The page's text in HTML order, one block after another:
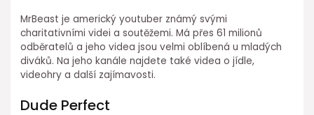
MrBeast je americký youtuber známý svými
charitativními videi a soutěžemi. Má přes 61 milionů
odběratelů a jeho videa jsou velmi oblíbená u mladých
diváků. Na jeho kanále najdete také videa o jídle,
videohry a další zajímavosti.
Dude Perfect